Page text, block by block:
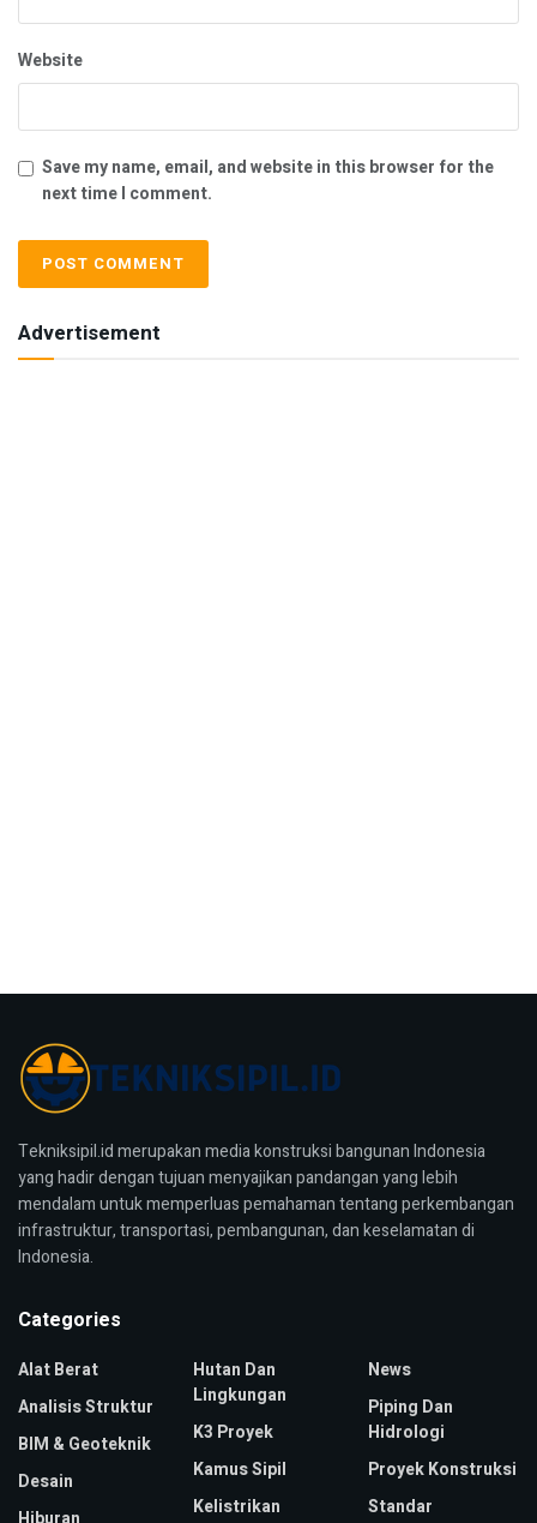
Website
Save my name, email, and website in this browser for the
next time I comment.
Advertisement
Tekniksipil.id merupakan media konstruksi bangunan Indonesia
yang hadir dengan tujuan menyajikan pandangan yang lebih
mendalam untuk memperluas pemahaman tentang perkembangan
infrastruktur, transportasi, pembangunan, dan keselamatan di
Indonesia.
Categories
Alat Berat
Analisis Struktur
BIM & Geoteknik
Desain
Hutan Dan
Lingkungan
K3 Proyek
Kamus Sipil
Kelistrikan
News
Piping Dan
Hidrologi
Proyek Konstruksi
Standar